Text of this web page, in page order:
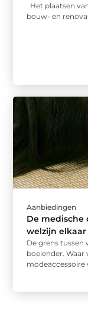
Het plaatsen
bouw- en
Aanbiedingen
De medische
welzijn elkaar
De grens tussen
boeiender. Waar
modeaccessoire